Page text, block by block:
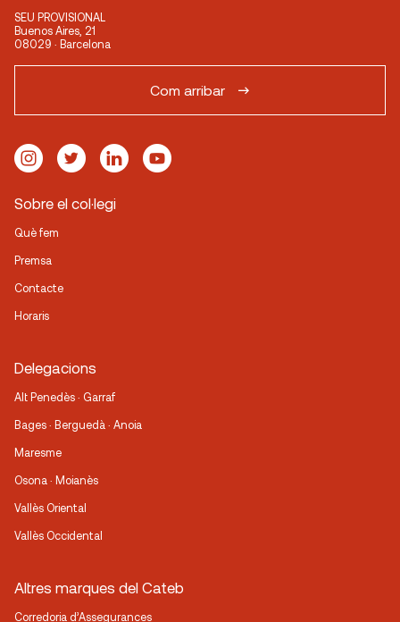
SEU PROVISIONAL
Buenos Aires, 21
08029 · Barcelona
Com arribar
Sobre el col·legi
Què fem
Premsa
Contacte
Horaris
Delegacions
Alt Penedès · Garraf
Bages · Berguedà · Anoia
Maresme
Osona · Moianès
Vallès Oriental
Vallès Occidental
Altres marques del Cateb
Corredoria d’Assegurances